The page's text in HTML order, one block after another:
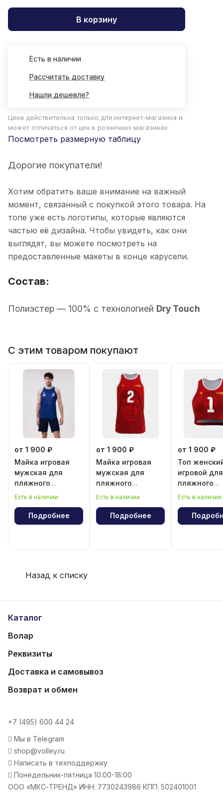
В корзину
Есть в наличии
Рассчитать доставку
Нашли дешевле?
Цена действительна только для интернет-магазина и
может отличаться от цен в розничных магазинах
Посмотреть размерную таблицу
Дорогие покупатели!
Хотим обратить ваше внимание на важный
момент, связанный с покупкой этого товара. На
топе уже есть логотипы, которые являются
частью её дизайна. Чтобы увидеть, как они
выглядят, вы можете посмотреть на
предоставленные макеты в конце карусели.
Состав:
Полиэстер — 100% с технологией Dry Touch
С этим товаром покупают
от 1 900 ₽
Майка игровая
мужская для
пляжного
волейбола
Есть в наличии
Подробнее
от 1 900 ₽
Майка игровая
мужская для
пляжного
волейбола
Гевара"
Есть в наличии
Подробнее
от 1 900 ₽
Топ
игровой для
пляжного
волейбола
Гевара"
Есть в наличии
Назад к списку
Каталог
Волар
Реквизиты
Доставка и самовывоз
Возврат и обмен
+7 (495) 600 44 24
Мы в Telegram
shop@volley.ru
Написать в техподдержку
Понедельник-пятница 10:00-18:00
ООО «МКС-ТРЕНД» ИНН: 7730243986 КПП: 502401001